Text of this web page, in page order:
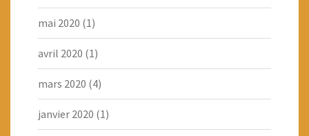
mai 2020 (1)
avril 2020 (1)
mars 2020 (4)
janvier 2020 (1)